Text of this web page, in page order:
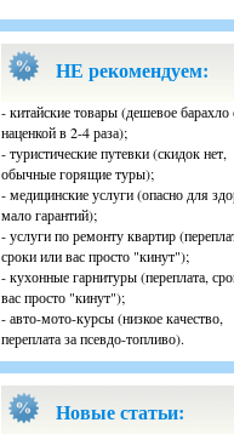
НЕ рекомендуем:
- китайские товары (дешевое барахло
наценкой в 2-4 раза);
- туристические путевки (скидок нет,
обычные горящие туры);
- медицинские услуги (опасно для
мало гарантий);
- услуги по ремонту квартир
сроки или вас просто "кинут");
- кухонные гарнитуры (переплата,
вас просто "кинут");
- авто-мото-курсы (низкое качество,
переплата за псевдо-топливо).
Новые статьи: